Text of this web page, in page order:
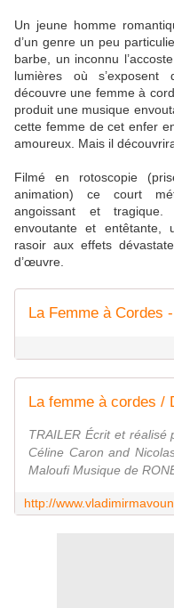
Un jeune homme
d’un genre un peu
barbe, un inconnu
lumières où s’exposent
découvre une femme à
produit une musique
cette femme de cet enfer
amoureux. Mais il
Filmé en rotoscopie
animation) ce court
angoissant et tragique.
envoutanteet entêtante,
rasoir aux effets
d’œuvre.
TRAILER Écrit et réalisé
Céline Caron and
Maloufi Musique de